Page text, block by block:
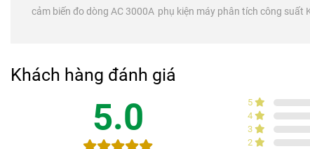
cảm biến đo dòng AC 3000A phụ kiện máy phân tích công suất
Khách hàng đánh giá
5.0 5
4
3
2